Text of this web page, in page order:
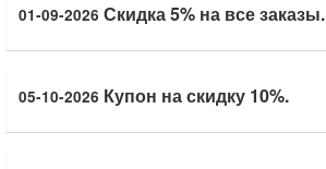
01-09-2026 Скидка 5% на все заказы.
05-10-2026 Купон на скидку 10%.